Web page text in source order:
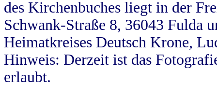
des Kirchenbuches liegt in der
Schwank-Straße 8, 36043 Fulda
Heimatkreises Deutsch Krone,
Hinweis: Derzeit ist das
erlaubt.